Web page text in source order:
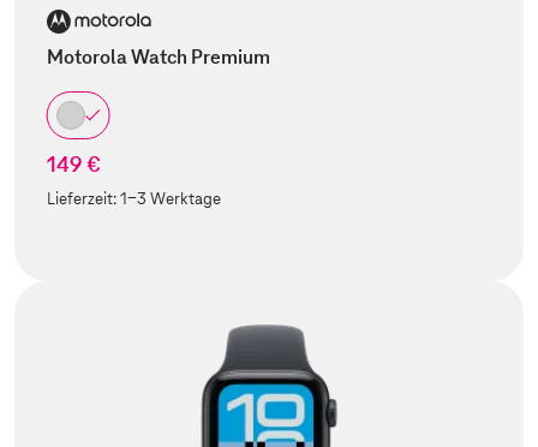
Motorola Watch Premium
149 €
Lieferzeit:1-3 Werktage